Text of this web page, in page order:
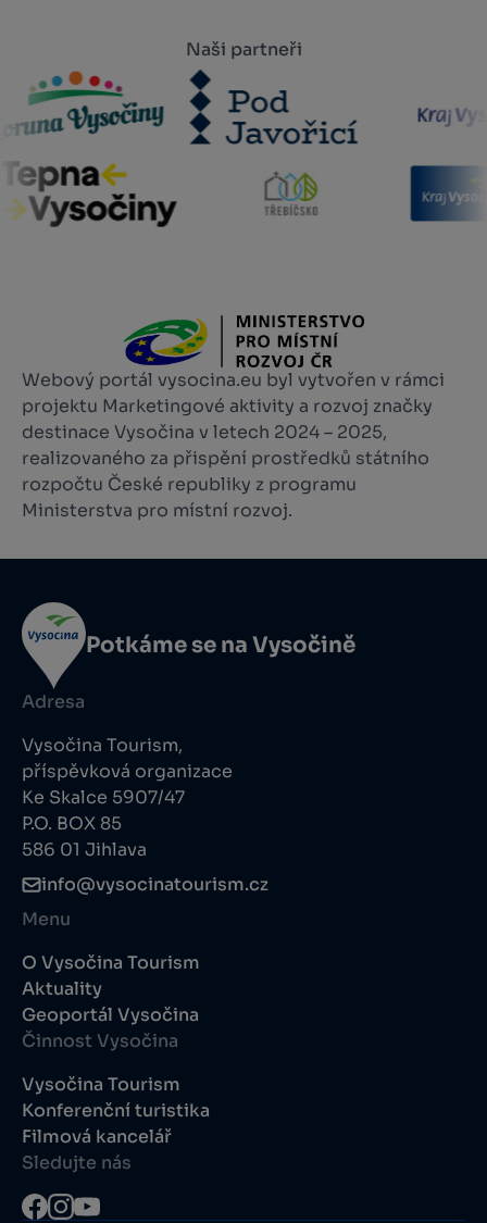
Naši partneři
Webový portál vysocina.eu byl vytvořen v rámci
projektu Marketingové aktivity a rozvoj značky
destinace Vysočina v letech 2024 – 2025,
realizovaného za přispění prostředků státního
rozpočtu České republiky z programu
Ministerstva pro místní rozvoj.
Potkáme se na Vysočině
Adresa
Vysočina Tourism,
příspěvková organizace
Ke Skalce 5907/47
P.O. BOX 85
586 01 Jihlava
info@vysocinatourism.cz
Menu
O Vysočina Tourism
Aktuality
Geoportál Vysočina
Činnost Vysočina
Vysočina Tourism
Konferenční turistika
Filmová kancelář
Sledujte nás